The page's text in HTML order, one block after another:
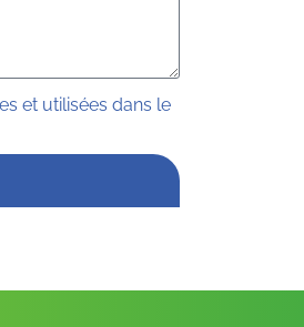
et utilisées dans le